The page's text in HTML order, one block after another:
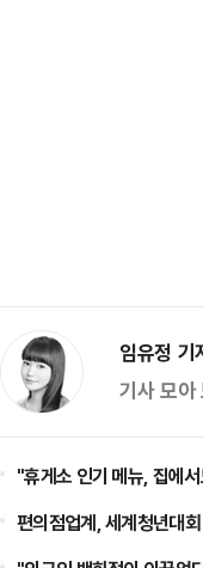
임유정
기사 모아
"휴게소 인기 메뉴, 집에
편의점업계, 세계청년대